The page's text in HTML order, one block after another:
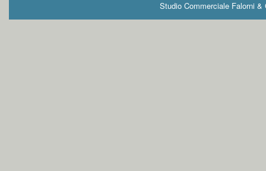
Studio Commerciale Falorni